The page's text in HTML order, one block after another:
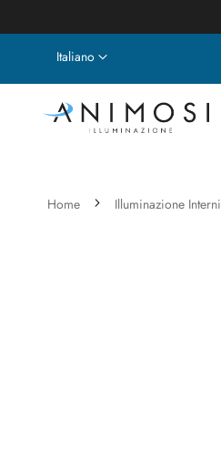
Lingua
Italiano
Home Illuminazione Interni